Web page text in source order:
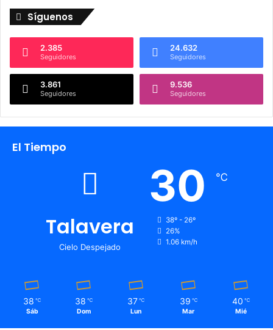
Síguenos
2.385
Seguidores
24.632
Seguidores
3.861
Seguidores
9.536
Seguidores
El Tiempo
Talavera
Cielo Despejado
30 ℃
38º - 26º
26%
1.06 km/h
38 ℃
Sáb
38 ℃
Dom
37 ℃
Lun
39 ℃
Mar
40 ℃
Mié